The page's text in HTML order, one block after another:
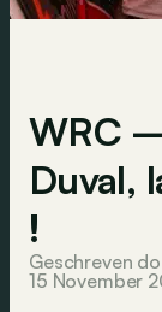
WRC
Duval,
!
Geschreven
15 November